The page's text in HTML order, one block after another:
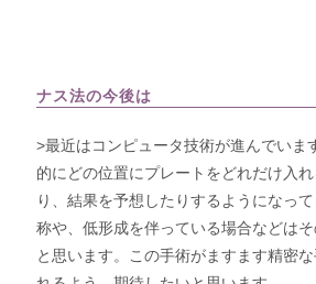
ナス法の今後は
>最近はコンピュータ技術が進んでいま
的にどの位置にプレートをどれだけ入
り、結果を予想したりするようになっ
称や、低形成を伴っている場合などは
と思います。この手術がますます精密